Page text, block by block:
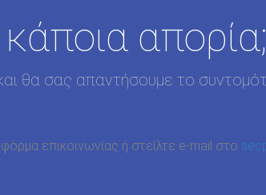
απορία;
θα σας απαντήσουμε το
επικοινωνίας ή στείλτε e-mail στο